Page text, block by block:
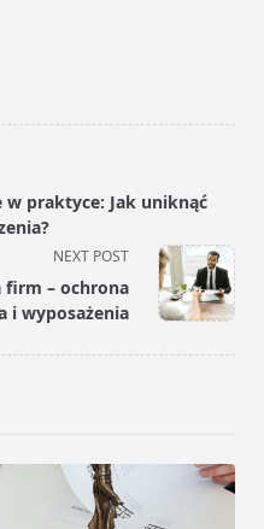
w praktyce: Jak uniknąć
NEXT POST
firm – ochrona
i wyposażenia